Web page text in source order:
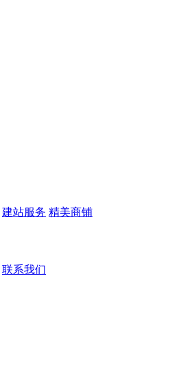
建站服务 精美商铺
联系我们